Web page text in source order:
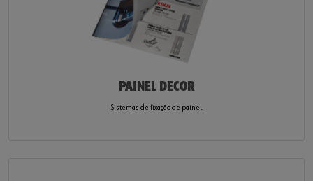
PAINEL DECOR
Sistemas de fixação de painel.